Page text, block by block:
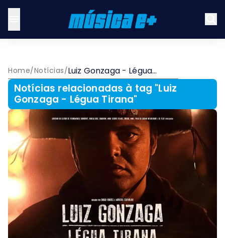
Home/Notícias/Luiz Gonzaga - Légua
Tirana
Notícias relacionadas à tag "Luiz
Gonzaga - Légua Tirana"